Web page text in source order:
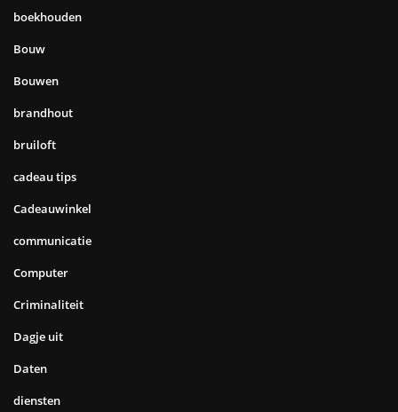
boekhouden
Bouw
Bouwen
brandhout
bruiloft
cadeau tips
Cadeauwinkel
communicatie
Computer
Criminaliteit
Dagje uit
Daten
diensten